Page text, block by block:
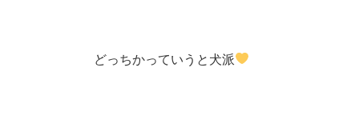
どっちかっていうと犬派